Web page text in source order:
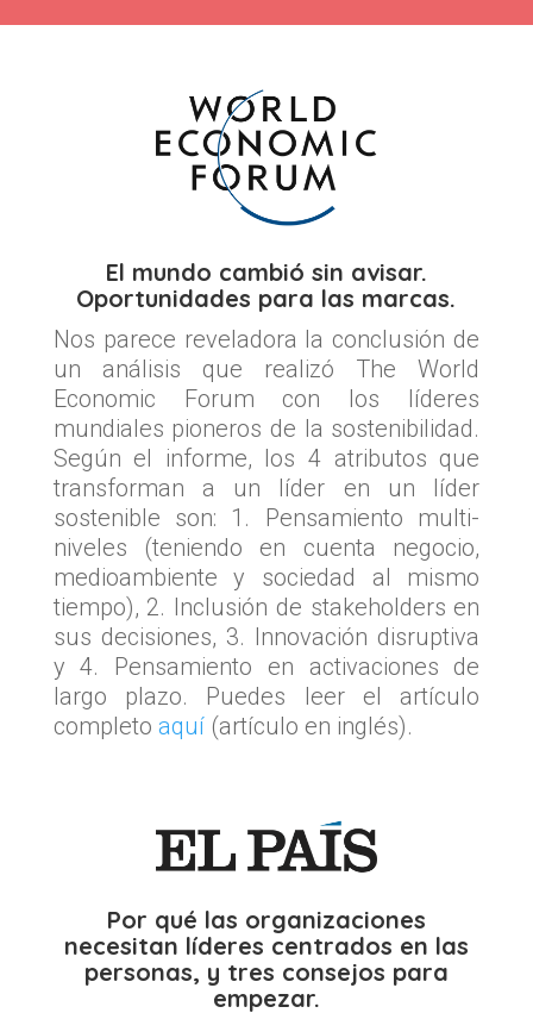
El mundo cambió sin avisar.
Oportunidades para las marcas.
Nos parece reveladora la conclusión de
un análisis que realizó The World
Economic Forum con los líderes
mundiales pioneros de la sostenibilidad.
Según el informe, los 4 atributos que
transforman a un líder en un líder
sostenible son: 1. Pensamiento multi-
niveles (teniendo en cuenta negocio,
medioambiente y sociedad al mismo
tiempo), 2. Inclusión de stakeholders en
sus decisiones, 3. Innovación disruptiva
y 4. Pensamiento en activaciones de
largo plazo. Puedes leer el artículo
completo aquí(artículo en inglés).
Por qué las organizaciones
necesitan líderes centrados en las
personas, y tres consejos para
empezar.